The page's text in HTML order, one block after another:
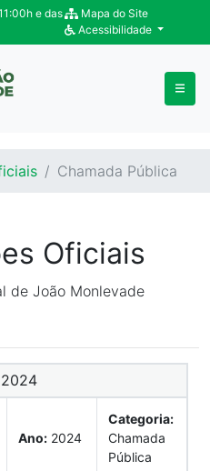
e das
Mapa do Site
Acessibilidade
Chamada Pública
Oficiais
de João Monlevade
2024
Ano: 2024
Categoria:
Chamada
Pública